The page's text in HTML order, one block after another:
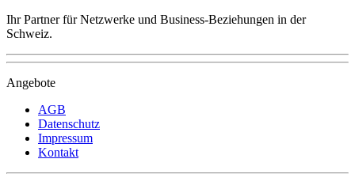
Ihr Partner für Netzwerke und Business-Beziehungen in der
Schweiz.
Angebote
AGB
Datenschutz
Impressum
Kontakt